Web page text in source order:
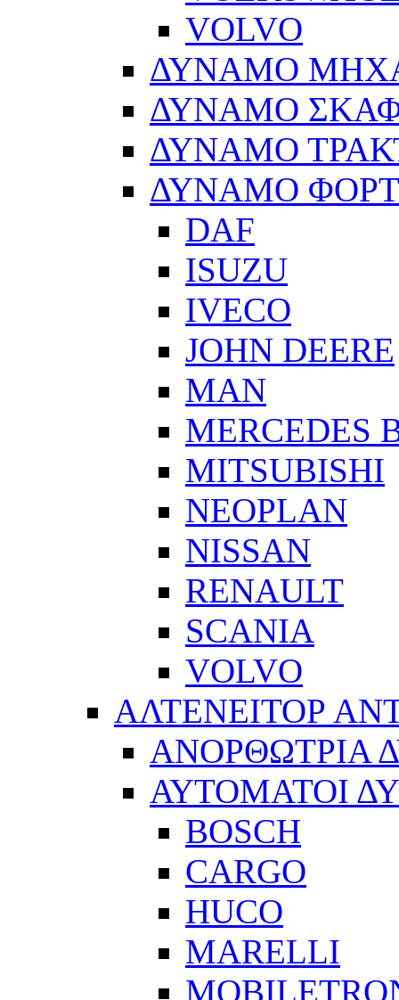
VOLVO
ΔΥΝΑΜΟ
ΔΥΝΑΜΟ
ΔΥΝΑΜΟ
ΔΥΝΑΜΟ
DAF
ISUZU
IVECO
JOHN DEERE
MAN
MERCEDES
MITSUBISHI
NEOPLAN
NISSAN
RENAULT
SCANIA
VOLVO
ΑΛΤΕΝΕΙΤΟΡ
ΑΝΟΡΘΩΤΡΙΑ
ΑΥΤΟΜΑΤΟΙ
BOSCH
CARGO
HUCO
MARELLI